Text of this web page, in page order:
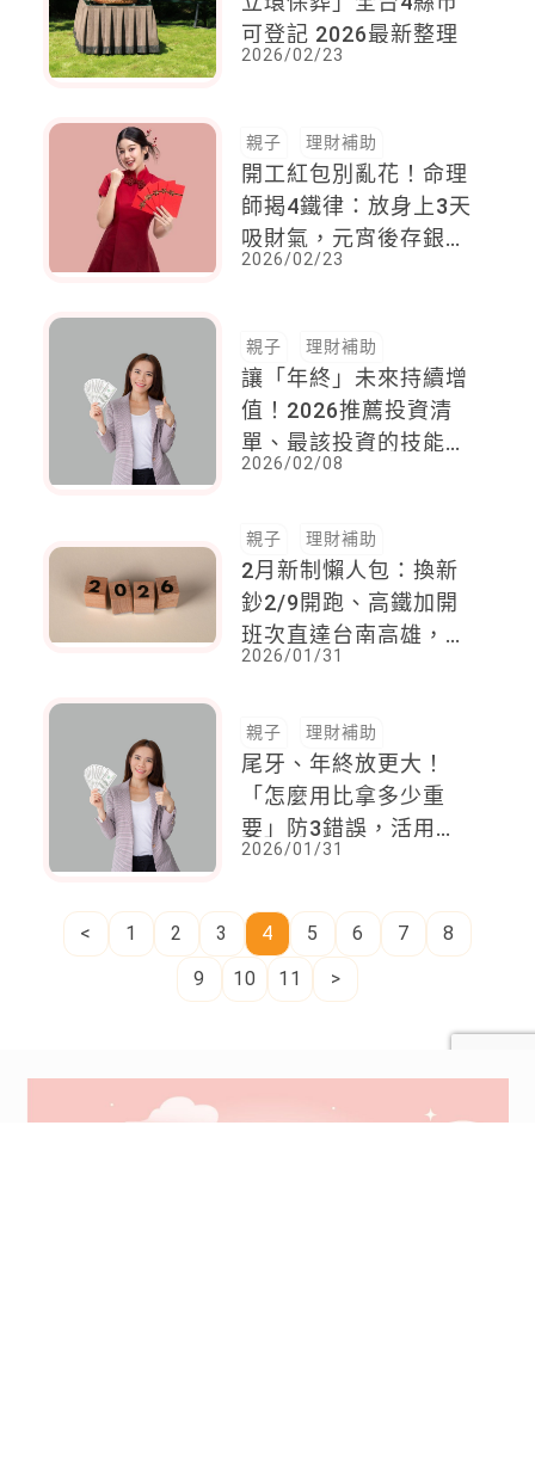
可登記 2026最新整理
2026/02/23
親子 理財補助
開工紅包別亂花！命理
師揭4鐵律：放身上3天
吸財氣，元宵後存銀行
錢滾錢，一年事業直衝
2026/02/23
親子 理財補助
讓「年終」未來持續增
值！2026推薦投資清
單、最該投資的技能一
次看
2026/02/08
親子 理財補助
2月新制懶人包：換新
鈔2/9開跑、高鐵加開
班次直達台南高雄，爸
媽迎新年必知
2026/01/31
親子 理財補助
尾牙、年終放更大！
「怎麼用比拿多少重
要」防3錯誤，活用獎
金三四制
2026/01/31
< 1 2 3 4 5 6 7
8
9
10 11 >